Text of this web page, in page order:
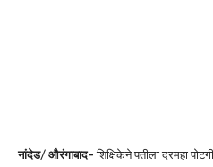
नांदेड/ औरंगाबाद- शिक्षिकेने पतीला दरमहा